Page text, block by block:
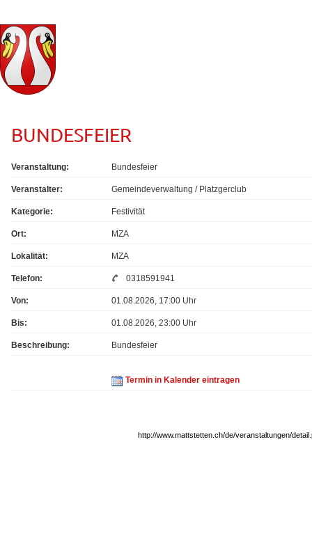
BUNDESFEIER
Veranstaltung: Bundesfeier
Veranstalter: Gemeindeverwaltung / Platzgerclub
Kategorie: Festivität
Ort: MZA
Lokalität: MZA
Telefon: 0318591941
Von: 01.08.2026, 17:00 Uhr
Bis: 01.08.2026, 23:00 Uhr
Beschreibung: Bundesfeier
Termin in Kalender eintragen
http://www.mattstetten.ch/de/veranstaltungen/